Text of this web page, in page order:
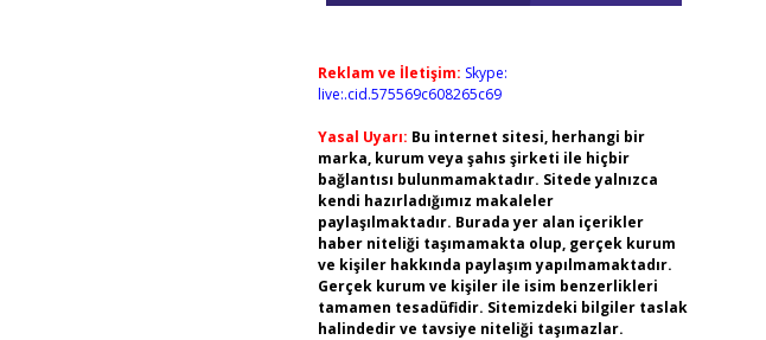
Reklam ve İletişim: Skype:
live:.cid.575569c608265c69
Yasal Uyarı: Bu internet sitesi, herhangi bir
marka, kurum veya şahıs şirketi ile hiçbir
bağlantısı bulunmamaktadır. Sitede yalnızca
kendi hazırladığımız makaleler
paylaşılmaktadır. Burada yer alan içerikler
haber niteliği taşımamakta olup, gerçek kurum
ve kişiler hakkında paylaşım yapılmamaktadır.
Gerçek kurum ve kişiler ile isim benzerlikleri
tamamen tesadüfidir. Sitemizdeki bilgiler taslak
halindedir ve tavsiye niteliği taşımazlar.